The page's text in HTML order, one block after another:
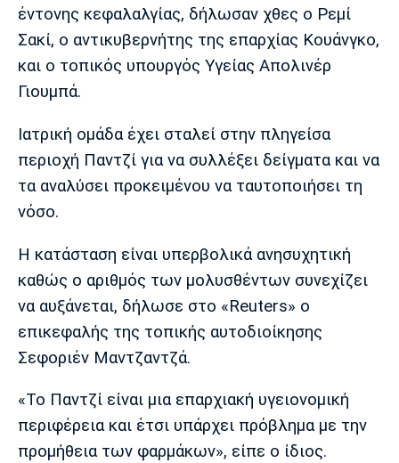
Λίβερπουλ
Μάντσεστερ
Γιουβέντους
Ίντερ Μίλαν Μπάγερν
Μπορούσια
Ντόρτμουντ
Παρί Σεν
Ζερμέν
έντονης κεφαλαλγίας, δήλωσαν χθες ο Ρεμί
Σακί, ο αντικυβερνήτης της επαρχίας Κουάνγκο,
και ο τοπικός υπουργός Υγείας Απολινέρ
Γιουμπά.
Ιατρική ομάδα έχει σταλεί στην πληγείσα
περιοχή Παντζί για να συλλέξει δείγματα και να
τα αναλύσει προκειμένου να ταυτοποιήσει τη
νόσο.
Η κατάσταση είναι υπερβολικά ανησυχητική
καθώς ο αριθμός των μολυσθέντων συνεχίζει
να αυξάνεται, δήλωσε στο «Reuters» ο
επικεφαλής της τοπικής αυτοδιοίκησης
Σεφοριέν Μαντζαντζά.
«Το Παντζί είναι μια επαρχιακή υγειονομική
περιφέρεια και έτσι υπάρχει πρόβλημα με την
προμήθεια των φαρμάκων», είπε ο ίδιος.